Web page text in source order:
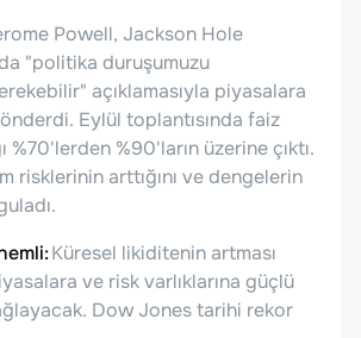
Powell, Jackson Hole
"politika duruşumuzu
açıklamasıyla piyasalara
Eylül toplantısında faiz
%70'lerden %90'ların üzerine çıktı.
risklerinin arttığını ve dengelerin
Küresel likiditenin artması
ve risk varlıklarına güçlü
Dow Jones tarihi rekor